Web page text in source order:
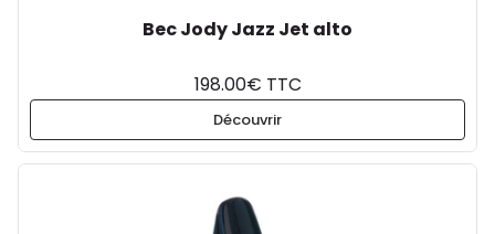
Bec Jody Jazz Jet alto
198.00€ TTC
Découvrir